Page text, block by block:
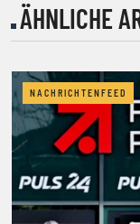
ÄHNLICHE
NACHRICHTENFEED